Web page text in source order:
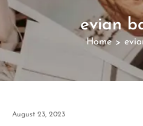
evian
Home >
August 23, 2023